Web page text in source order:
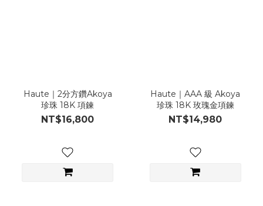
Haute｜2分方鑽Akoya
珍珠 18K 項鍊
NT$16,800
Haute｜AAA 級 Akoya
珍珠 18K 玫瑰金項鍊
NT$14,980